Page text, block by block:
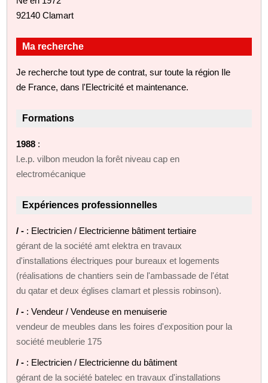
92140 Clamart
Ma recherche
Je recherche tout type de contrat, sur toute la région Ile
de France, dans l'Electricité et maintenance.
Formations
1988 :
l.e.p. vilbon meudon la forêt niveau cap en
electromécanique
Expériences professionnelles
/ - : Electricien / Electricienne bâtiment tertiaire
gérant de la société amt elektra en travaux
d'installations électriques pour bureaux et logements
(réalisations de chantiers sein de l'ambassade de l'état
du qatar et deux églises clamart et plessis robinson).
/ - : Vendeur / Vendeuse en menuiserie
vendeur de meubles dans les foires d'exposition pour la
société meublerie 175
/ - : Electricien / Electricienne du bâtiment
gérant de la société batelec en travaux d'installations